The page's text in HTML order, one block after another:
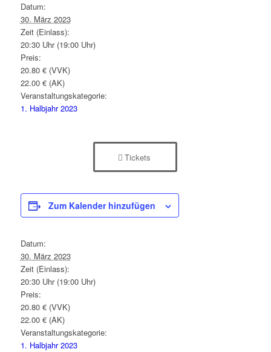
Datum:
30. März 2023
Zeit (Einlass):
20:30 Uhr (19:00 Uhr)
Preis:
20.80 € (VVK)
22.00 € (AK)
Veranstaltungskategorie:
1. Halbjahr 2023
Tickets
Zum Kalender hinzufügen
Datum:
30. März 2023
Zeit (Einlass):
20:30 Uhr (19:00 Uhr)
Preis:
20.80 € (VVK)
22.00 € (AK)
Veranstaltungskategorie:
1. Halbjahr 2023